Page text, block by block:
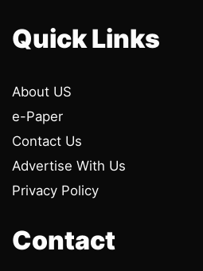
Quick Links
About US
e-Paper
Contact Us
Advertise With Us
Privacy Policy
Contact